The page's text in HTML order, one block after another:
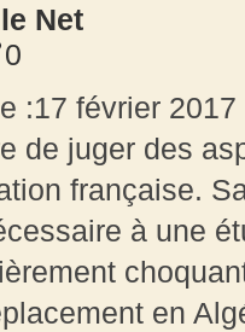
Net
0
:17 février
de juger des
française.
à une
en